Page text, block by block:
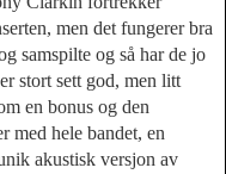
men det fungerer bra
samspilte og så har de jo
stort sett god, men litt
en bonus og den
med hele bandet, en
akustisk versjon av